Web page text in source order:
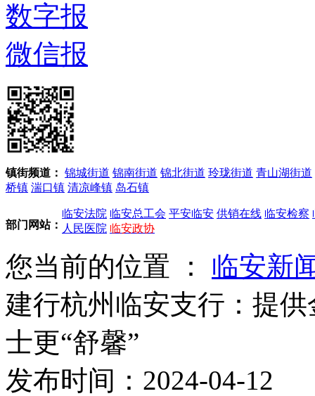
数字报
微信报
镇街频道： 锦城街道 锦南街道 锦北街道 玲珑街道 青山湖街道
桥镇 湍口镇 清凉峰镇 岛石镇
部门网站：
临安法院 临安总工会 平安临安 供销在线 临安检察
人民医院 临安政协
您当前的位置 ： 临安新
建行杭州临安支行：提
士更“舒馨”
发布时间：2024-04-12